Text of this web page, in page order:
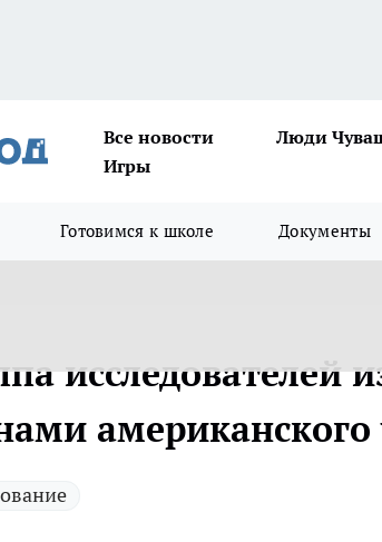
Все новости Люди
Игры
Готовимся к школе Документы
исследователей
американского